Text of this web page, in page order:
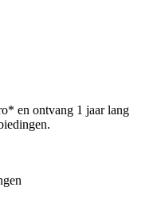
en ontvang 1 jaar lang